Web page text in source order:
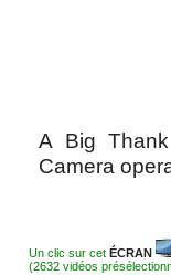
A Big
Camera
Un clic sur cet ÉCRAN
(2632 vidéos